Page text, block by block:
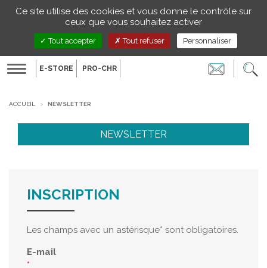
Toggle
FR
E-STORE PRO-CHR
ACCUEIL NEWSLETTER
NEWSLETTER
INSCRIPTION
Les champs avec un astérisque* sont obligatoires.
E-mail
Gestion de vos préférences sur les cookies
Ce site utilise des cookies et vous donne le contrôle sur
ceux que vous souhaitez activer
Tout accepter Tout refuser Personnaliser